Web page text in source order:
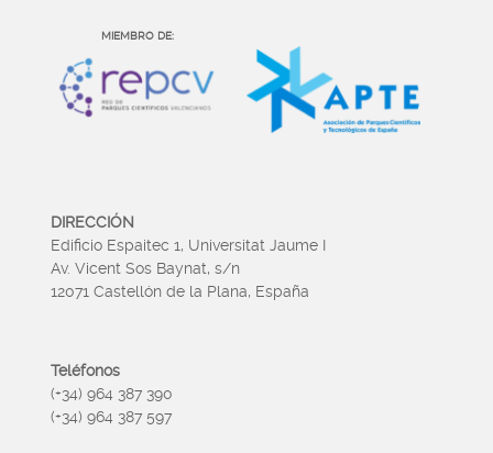
MIEMBRO DE:
DIRECCIÓN
Edificio Espaitec 1, Universitat Jaume I
Av. Vicent Sos Baynat, s/n
12071 Castellón de la Plana, España
Teléfonos
(+34) 964 387 390
(+34) 964 387 597